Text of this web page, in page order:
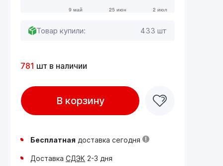
Товар купили: 433 шт
781 шт в наличии
В корзину
Бесплатная доставка сегодня
Доставка СДЭК 2-3 дня